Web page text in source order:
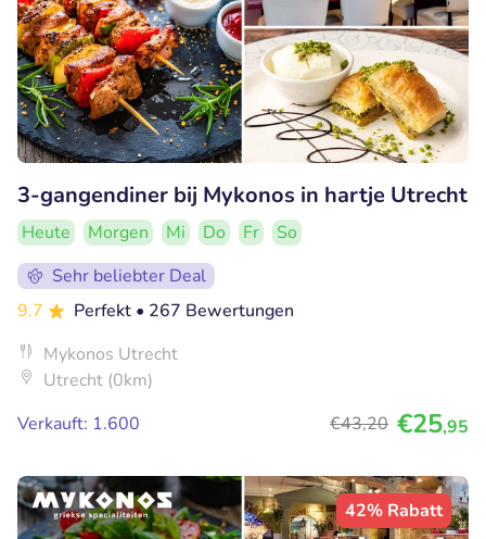
3-gangendiner bij Mykonos in hartje Utrecht
Heute Morgen Mi Do Fr
So
Sehr beliebter Deal
9.7
Perfekt • 267 Bewertungen
Mykonos Utrecht
Utrecht (0km)
Verkauft: 1.600
€43,20 €25,95
42% Rabatt